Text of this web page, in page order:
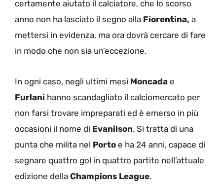
certamente aiutato il calciatore, che lo scorso
anno non ha lasciato il segno alla Fiorentina, a
mettersi in evidenza, ma ora dovrà cercare di fare
in modo che non sia un’eccezione.
In ogni caso, negli ultimi mesi Moncada e
Furlani hanno scandagliato il calciomercato per
non farsi trovare impreparati ed è emerso in più
occasioni il nome di Evanilson. Si tratta di una
punta che milita nel Porto e ha 24 anni, capace di
segnare quattro gol in quattro partite nell’attuale
edizione della Champions League.